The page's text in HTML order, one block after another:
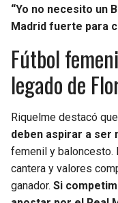
“Yo no necesito un
Madrid fuerte para
Fútbol
legado de
Riquelme destacó que
deben aspirar a ser
femenil y baloncesto.
cantera y valores
ganador. Si